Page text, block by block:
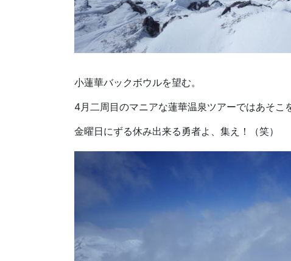
小蓮華バックボウルを望む。
4月二周目のマニアな蓮華温泉ツアーではあそこ
金曜日にずる休み出来る勇者よ、集え！（笑）